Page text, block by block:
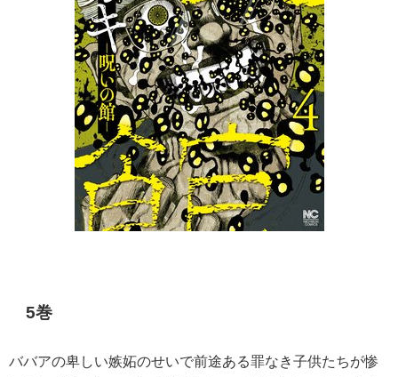
5巻
ババアの卑しい嫉妬のせいで前途ある罪なき子供たちが惨